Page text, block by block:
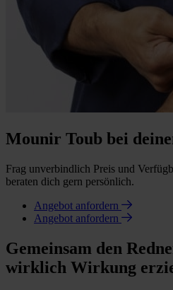
Mounir Toub bei
Frag unverbindlich Preis und
beraten dich gern persönlich.
Angebot anfordern
Angebot anfordern
Gemeinsam den
wirklich Wirkung